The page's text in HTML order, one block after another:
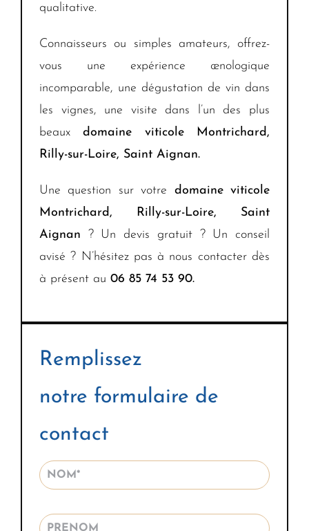
qualitative.
Connaisseurs ou simples amateurs, offrez-
vous une expérience œnologique
incomparable, une dégustation de vin dans
les vignes, une visite dans l’un des plus
beauxdomaine viticoleMontrichard,
Rilly-sur-Loire, Saint Aignan.
Une question sur votre domaine viticole
Montrichard, Rilly-sur-Loire, Saint
Aignan ? Un devis gratuit ? Un conseil
avisé ? N’hésitez pas à nous contacter dès
à présent au 06 85 74 53 90.
Remplissez
notre formulaire de
contact